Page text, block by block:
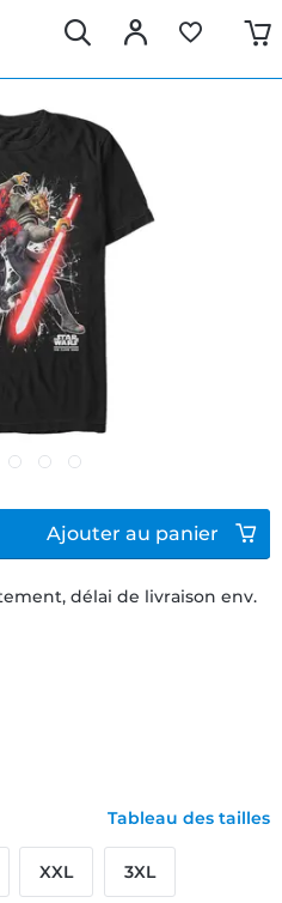
délai de livraison env.
Tableau des tailles
XXL 3XL
Ajouter au panier